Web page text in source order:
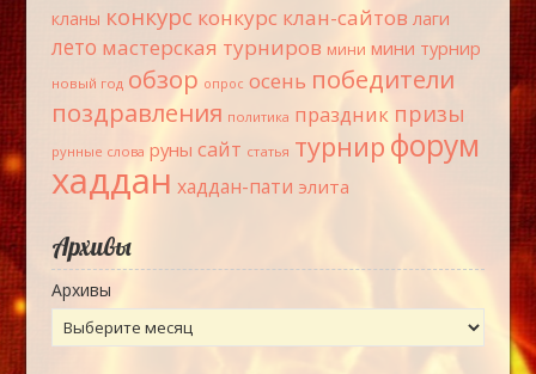
кланы конкурс конкурс клан-сайтов лаги
лето мастерская турниров мини мини турнир
новый год обзор опрос осень победители
поздравления политика праздник призы
рунные слова руны сайт статья турнир форум
хаддан хаддан-пати элита
Архивы
Архивы